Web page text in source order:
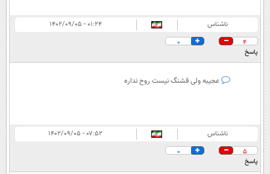
ناشناس
۰۱:۲۴ - ۱۴۰۲/۰۹/۰۵
4
0
پاسخ
عجیبه ولی قشنگ نیست روح نداره
ناشناس
۰۷:۵۲ - ۱۴۰۲/۰۹/۰۵
5
0
پاسخ